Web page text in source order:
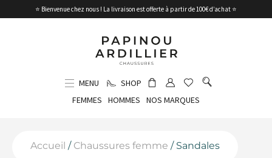
⭐ Bienvenue chez nous ! La livraison est offerte à partir de 100€ d’achat ⭐
MENU
SHOP
FEMMES
HOMMES NOS MARQUES
Accueil / Chaussures femme / Sandales